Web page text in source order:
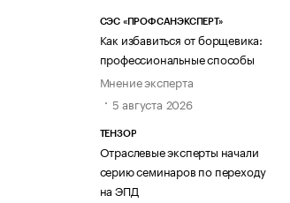
СЭС «ПРОФСАНЭКСПЕРТ»
Как избавиться от борщевика:
профессиональные способы
Мнение эксперта
5 августа 2026
ТЕНЗОР
Отраслевые эксперты начали
серию семинаров по переходу
на ЭПД